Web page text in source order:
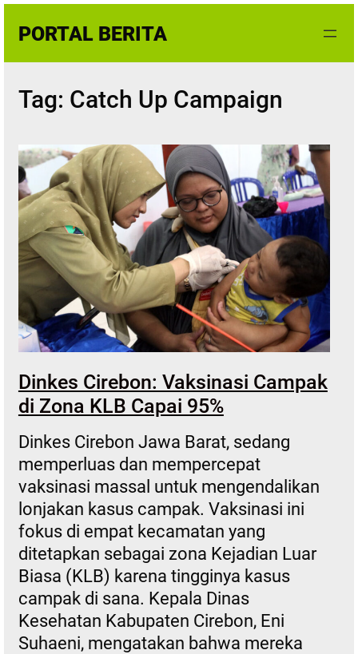
content
PORTAL BERITA
Tag: Catch Up Campaign
Dinkes Cirebon: Vaksinasi Campak
di Zona KLB Capai 95%
Dinkes Cirebon Jawa Barat, sedang
memperluas dan mempercepat
vaksinasi massal untuk mengendalikan
lonjakan kasus campak. Vaksinasi ini
fokus di empat kecamatan yang
ditetapkan sebagai zona Kejadian Luar
Biasa (KLB) karena tingginya kasus
campak di sana. Kepala Dinas
Kesehatan Kabupaten Cirebon, Eni
Suhaeni, mengatakan bahwa mereka